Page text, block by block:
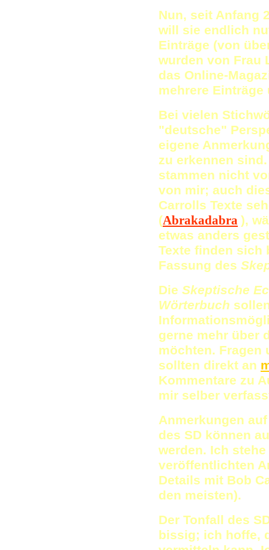
Nun, seit Anfang
will sie endlich
Einträge (von
wurden von Frau
das Online-
mehrere Einträge
Bei vielen
"deutsche"
eigene
zu erkennen
stammen nicht
von mir; auch
Carrolls Texte
(Abrakadabra ),
etwas anders
Texte finden sich
Fassung des
Die Skeptische
Wörterbuch
gerne mehr über
möchten. Fragen
sollten direkt an
Kommentare zu
mir selber
Anmerkungen
des SD können
werden. Ich
veröffentlichten
Details mit Bob
den meisten).
Der Tonfall des
bissig; ich hoffe,